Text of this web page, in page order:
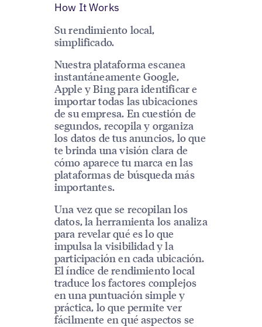
How It Works
Su rendimiento local,
simplificado.
Nuestra plataforma escanea
instantáneamente Google,
Apple y Bing para identificar e
importar todas las ubicaciones
de su empresa. En cuestión de
segundos, recopila y organiza
los datos de tus anuncios, lo que
te brinda una visión clara de
cómo aparece tu marca en las
plataformas de búsqueda más
importantes.
Una vez que se recopilan los
datos, la herramienta los analiza
para revelar qué es lo que
impulsa la visibilidad y la
participación en cada ubicación.
El índice de rendimiento local
traduce los factores complejos
en una puntuación simple y
práctica, lo que permite ver
fácilmente en qué aspectos se